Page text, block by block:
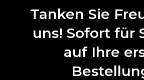
Tanken Sie
uns! Sofort für
auf Ihre